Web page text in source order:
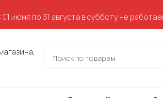
01 июня по 31 августа в субботу не